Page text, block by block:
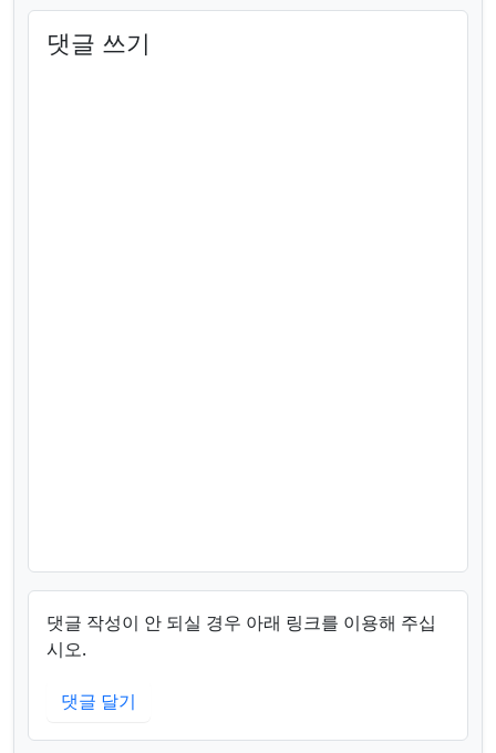
댓글 쓰기
댓글 작성이 안 되실 경우 아래 링크를 이용해 주십
시오.
댓글 달기